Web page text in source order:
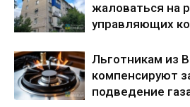
жаловаться на
управляющих
Льготникам из
компенсируют
подведение